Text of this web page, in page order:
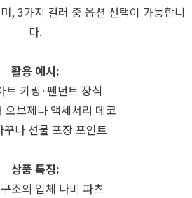
, 3가지 컬러 중 옵션 선택이 가능합니
다.
활용 예시:
트 키링·펜던트 장식
오브제나 액세서리 데코
꾸나 선물 포장 포인트
상품 특징:
조의 입체 나비 파츠